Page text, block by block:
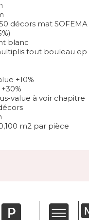
décors mat SOFEMA
blanc
tout bouleau ep
+10%
value à voir chapitre
m2 par pièce